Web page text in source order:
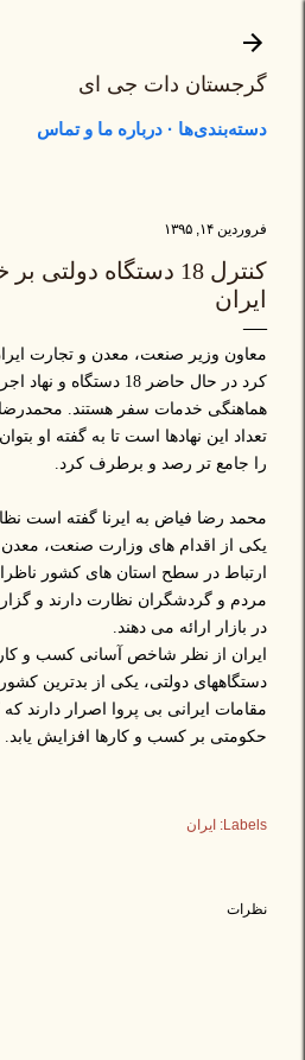
گرجستان دات جی ای
دسته‌بندی‌ها درباره ما و تماس
فروردین ۱۴, ۱۳۹۵
کنترل 18 دستگاه
ایران
معاون وزیر صنعت، معدن و تجارت ایران
کرد در حال حاضر 18
هماهنگی خدمات سفر هستند.
تعداد این نهادها است تا به گفته او
را جامع تر رصد و برطرف کرد.
محمد رضا فیاض به ایرنا گفته است
یکی از اقدام های وزارت صنعت،
ارتباط در سطح استان های کشور
مردم و گردشگران نظارت دارند و
در بازار ارائه می دهند.
ایران از نظر شاخص آسانی کسب و
دستگاههای دولتی، یکی از بدترین
مقامات ایرانی بی پروا اصرار دارند که
حکومتی بر کسب و کارها افزایش یابد.
Labels: ایران
نظرات